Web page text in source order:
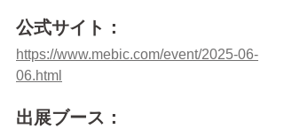
公式サイト：
https://www.mebic.com/event/2025-06-
06.html
出展ブース：